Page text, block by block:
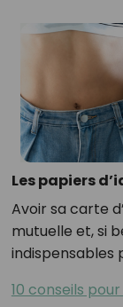
Les papiers
Avoir sa carte
mutuelle et, si
indispensables
10 conseils